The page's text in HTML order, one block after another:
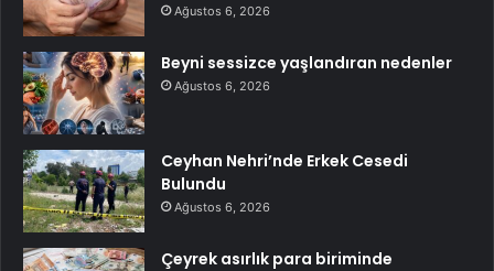
Ağustos 6, 2026
Beyni sessizce yaşlandıran nedenler
Ağustos 6, 2026
Ceyhan Nehri’nde Erkek Cesedi
Bulundu
Ağustos 6, 2026
Çeyrek asırlık para biriminde